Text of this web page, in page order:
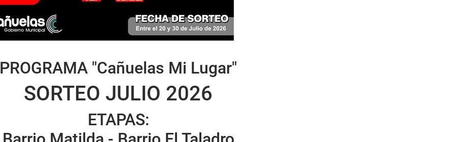
PROGRAMA "Cañuelas Mi Lugar"
SORTEO JULIO 2026
ETAPAS: